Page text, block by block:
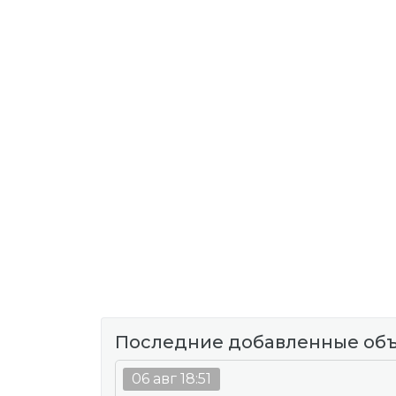
Последние добавленные
06 авг 18:51